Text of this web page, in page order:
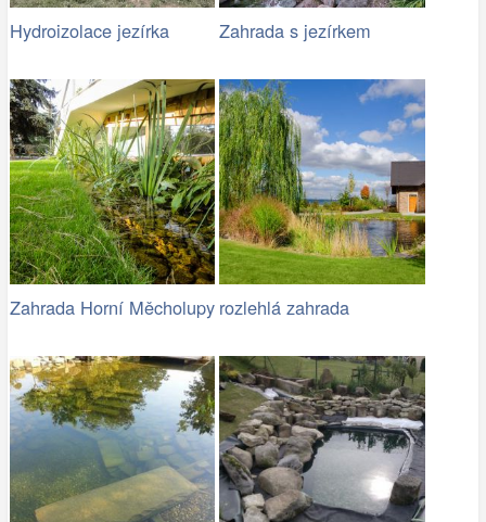
Hydroizolace jezírka Zahrada s jezírkem
Zahrada Horní Měcholupy rozlehlá zahrada